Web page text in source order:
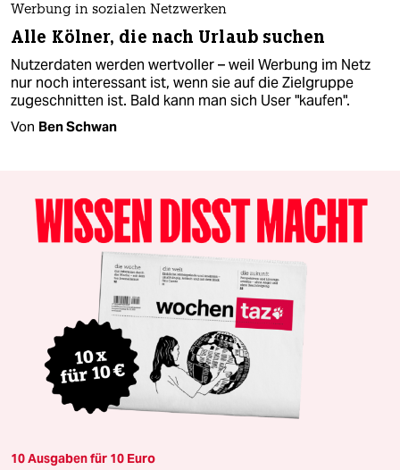
Werbung in sozialen Netzwerken
Alle Kölner, die nach Urlaub suchen
Nutzerdaten werden wertvoller – weil Werbung im Netz
nur noch interessant ist, wenn sie auf die Zielgruppe
zugeschnitten ist. Bald kann man sich User "kaufen".
Von Ben Schwan
10 Ausgaben für 10 Euro